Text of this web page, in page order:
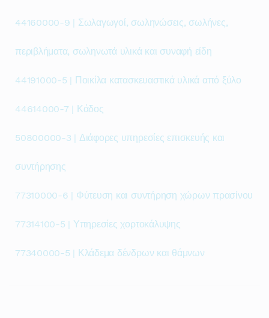
44160000-9 | Σωλαγωγοί, σωληνώσεις, σωλήνες,
περιβλήματα, σωληνωτά υλικά και συναφή είδη
44191000-5 | Ποικίλα κατασκευαστικά υλικά από ξύλο
44614000-7 | Κάδος
50800000-3 | Διάφορες υπηρεσίες επισκευής και
συντήρησης
77310000-6 | Φύτευση και συντήρηση χώρων πρασίνου
77314100-5 | Υπηρεσίες χορτοκάλυψης
77340000-5 | Κλάδεμα δένδρων και θάμνων